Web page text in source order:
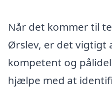
Når det kommer til
Ørslev, er det vigtigt
kompetent og
hjælpe med at